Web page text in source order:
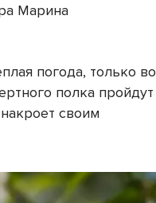
Марина
погода, только во
полка пройдут
своим